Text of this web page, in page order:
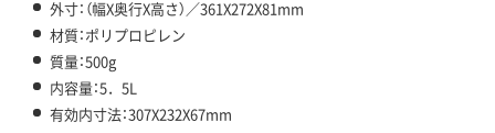
外寸：（幅X奥行X高さ）／361X272X81mm
材質：ポリプロピレン
質量：500g
内容量：5．5L
有効内寸法：307X232X67mm